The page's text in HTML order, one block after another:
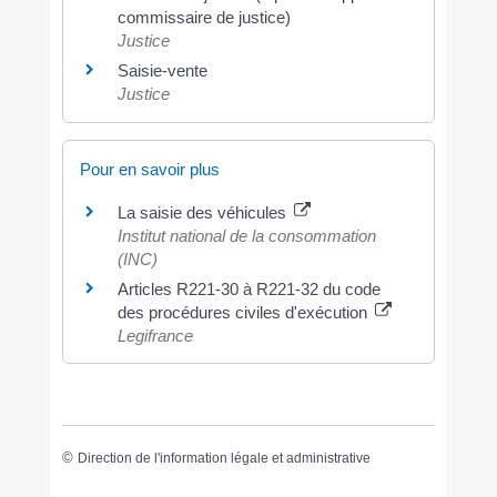
commissaire de justice)
Justice
Saisie-vente
Justice
Pour en savoir plus
La saisie des véhicules
Institut national de la consommation
(INC)
Articles R221-30 à R221-32 du code
des procédures civiles d'exécution
Legifrance
© Direction de l'information légale et administrative